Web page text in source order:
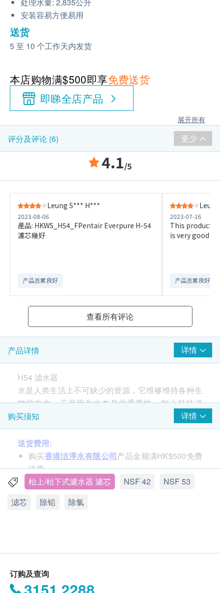
安装容易方便易用
送货
5 至 10 个工作天内发货
本店购物满$500即享免费送货
即睇全店产品
展开所有
评分及评论 (6) 更少
4.1/5
Leung S*** H***
2023-08-06
產品: HKWS_H54_FPentair Everpure H-54
濾芯幾好
产品质素良好
2023-07-16
This product
is very good
产品质素良好
查看所有评论
产品详情 详情
H54 滤水器
水是人类生活上不可缺少的资源，它维够维持各种生
物的生命。正是因为水本身的重要性，加上科技进
步，人们开始研究如何令饮用食水变得健康，甚至使
用不同的滤水器和净水器，确保食水安全。
美国Everpure正是滤水器专家，它创立于1933年，致
力提供优质饮用及水质处理设备产品，Everpure滤芯
和滤水器产品，畅销世界120多国拥有无数知名用
户，全港九成餐饮业及学校指定采用，信心保证。
本公司出售的Everpure产品为原装行货，由美国直接
入口，提供一年原厂保养，此款滤水器更获不少客人
改良的Micro-Pure II 滤料可抑制细菌增长
独有石灰质抑制配方内含食用级复磷酸盐
购买须知 详情
送货费用:
购买香港洁淨水有限公司产品金额满HK$500免费
送货。
订单金额不足HK$500顾客需支付运费HK$35。
送货时间:
因资讯不足无法配送的滞留订单将会被配送方保留，
直至配送方联络香港洁净水有限公司。香港洁净水有
枱上/枱下式濾水器 濾芯 NSF 42
NSF 53
滤芯
除铅 除氯
订购及查询